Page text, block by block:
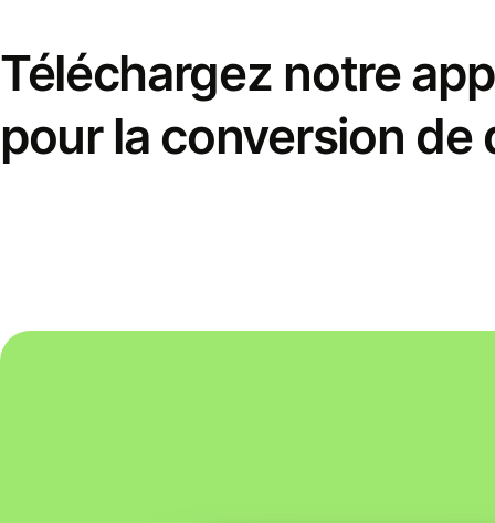
Téléchargez notre
pour la conversion de